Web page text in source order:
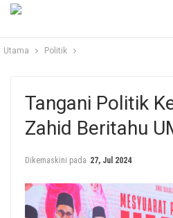
Utama Politik
Tangani Politik
Zahid Beritahu
Dikemaskini pada 27, Jul 2024